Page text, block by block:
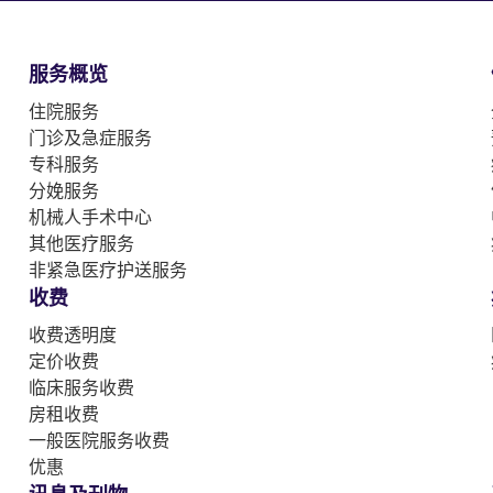
服务概览
住院服务
门诊及急症服务
专科服务
分娩服务
机械人手术中心
其他医疗服务
非紧急医疗护送服务
收费
收费透明度
定价收费
临床服务收费
房租收费
一般医院服务收费
优惠